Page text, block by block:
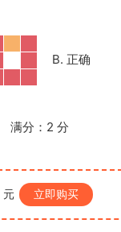
B. 正确
满分： 2 分
元 立即购买